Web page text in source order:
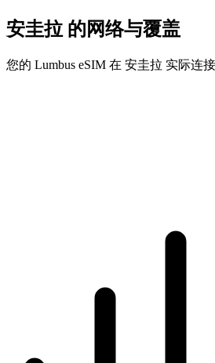
安圭拉 的网络与覆盖
您的 Lumbus eSIM 在 安圭拉 实际连接